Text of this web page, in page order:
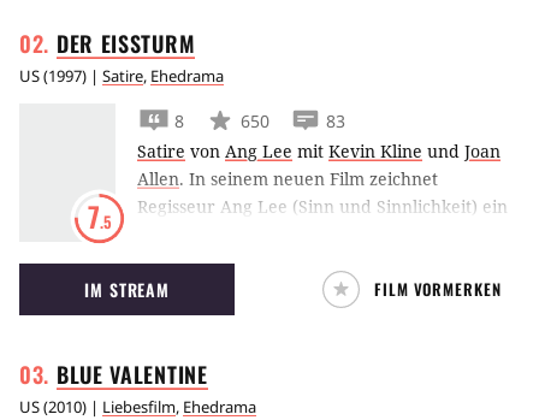
DER EISSTURM
US(1997) | Satire, Ehedrama
7.5
8 650
83
Satire von Ang Lee mit Kevin Kline und Joan
Allen. In seinem neuen Film zeichnet
Regisseur Ang Lee (Sinn und Sinnlichkeit) ein
der 70er Jahre. Im Jahre 1973, dem Jahr, das
hauptsächlich durch die Worte “Nixon” und
“Watergate” in die Geschichtsbücher
Revolution auch im kleinen New Canaan in
Connecticut durchgesetzt. Sowohl die Eltern
IM STREAM FILM VORMERKEN
BLUEVALENTINE
US(2010) | Liebesfilm, Ehedrama